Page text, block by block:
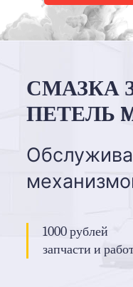
СМАЗКА
ПЕТЕЛЬ
1000 рублей
запчасти и